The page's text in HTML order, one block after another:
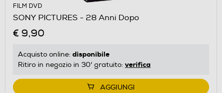
FILM DVD
SONY PICTURES - 28 Anni Dopo
€ 9,90
Acquisto online: disponibile
Ritiro in negozio in 30' gratuito: verifica
AGGIUNGI